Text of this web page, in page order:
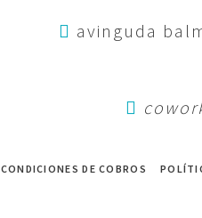
avinguda
CONDICIONES DE COBROS